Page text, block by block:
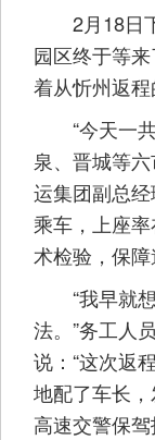
2月18日下
园区终于等
着从忻州返程
“今天一共
泉、晋城等
运集团副总
乘车，上座
术检验，保
“我早就想
法。”务工人
说：“这次返
地配了车长
高速交警保